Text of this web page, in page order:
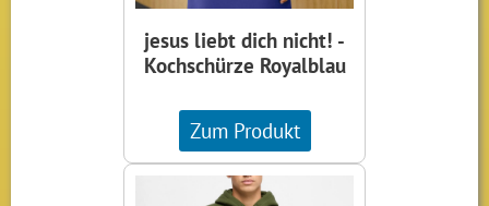
jesus liebt dich nicht! -
Kochschürze Royalblau
Zum Produkt